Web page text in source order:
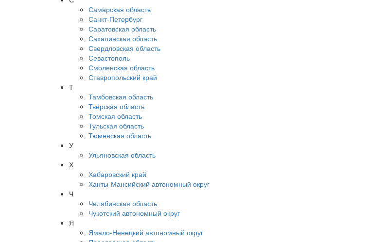
Самарская область
Санкт-Петербург
Саратовская область
Сахалинская область
Свердловская область
Севастополь
Смоленская область
Ставропольский край
Т
Тамбовская область
Тверская область
Томская область
Тульская область
Тюменская область
У
Ульяновская область
Х
Хабаровский край
Ханты-Мансийский автономный округ
Ч
Челябинская область
Чукотский автономный округ
Я
Ямало-Ненецкий автономный округ